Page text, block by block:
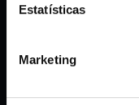
Estatísticas
Marketing
FALE CONNOSCO